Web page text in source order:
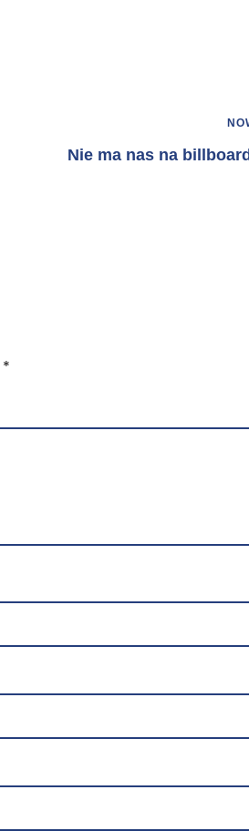
Nie ma nas na
*